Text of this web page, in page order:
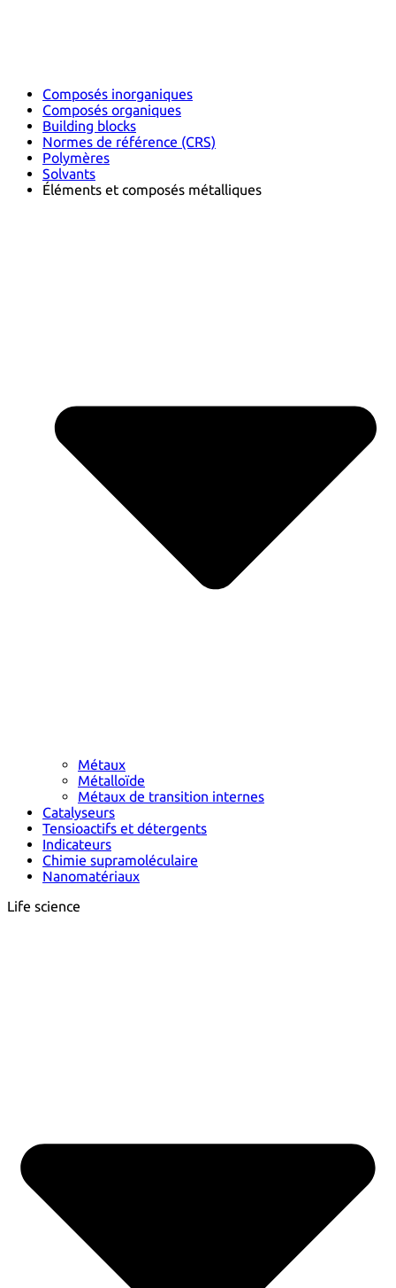
Composés inorganiques
Composés organiques
Building blocks
Normes de référence (CRS)
Polymères
Solvants
Éléments et composés métalliques
Métaux
Métalloïde
Métaux de transition internes
Catalyseurs
Tensioactifs et détergents
Indicateurs
Chimie supramoléculaire
Nanomatériaux
Life science